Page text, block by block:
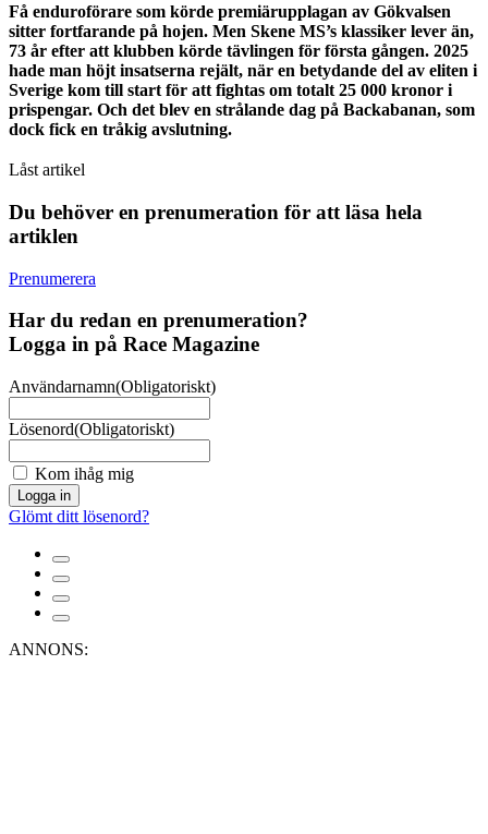
Få enduroförare som körde premiärupplagan av Gökvalsen
sitter fortfarande på hojen. Men Skene MS’s klassiker lever än,
73 år efter att klubben körde tävlingen för första gången. 2025
hade man höjt insatserna rejält, när en betydande del av eliten i
Sverige kom till start för att fightas om totalt 25 000 kronor i
prispengar. Och det blev en strålande dag på Backabanan, som
dock fick en tråkig avslutning.
Låst artikel
Du behöver en prenumeration för att läsa hela
artiklen
Prenumerera
Har du redan en prenumeration?
Logga in på Race Magazine
Användarnamn(Obligatoriskt)
Lösenord(Obligatoriskt)
Kom ihåg mig
Logga in
Glömt ditt lösenord?
ANNONS: